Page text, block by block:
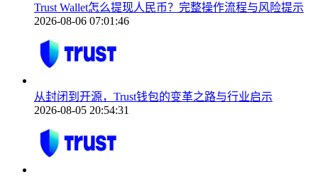
Trust Wallet怎么提现人民币？完整操作流程与风险提示
2026-08-06 07:01:46
从封闭到开源，Trust钱包的变革之路与行业启示
2026-08-05 20:54:31